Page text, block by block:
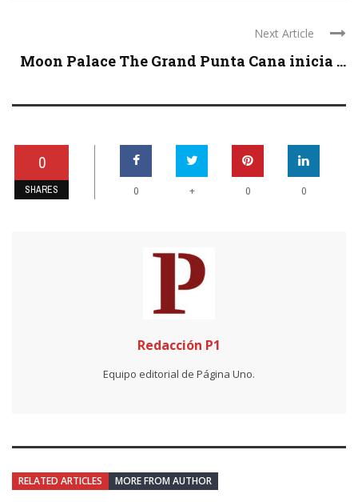
Next Article
Moon Palace The Grand Punta Cana inicia ...
0
SHARES 0 + 0 0
Redacción P1
Equipo editorial de Página Uno.
RELATED ARTICLES MORE FROM AUTHOR